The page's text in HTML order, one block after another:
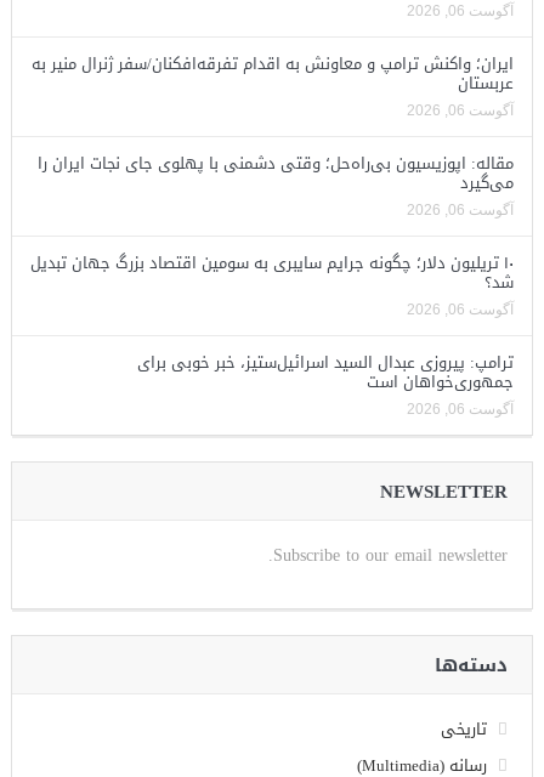
آگوست 06, 2026
ایران؛ واکنش ترامپ و معاونش به اقدام تفرقه‌افکنان/سفر ژنرال منیر به
عربستان
آگوست 06, 2026
مقاله: اپوزیسیون بی‌راه‌حل؛ وقتی دشمنی با پهلوی جای نجات ایران را
می‌گیرد
آگوست 06, 2026
۱۰ تریلیون دلار؛ چگونه جرایم سایبری به سومین اقتصاد بزرگ جهان تبدیل
شد؟
آگوست 06, 2026
ترامپ: پیروزی عبدال السید اسرائیل‌ستیز، خبر خوبی برای
جمهوری‌خواهان است
آگوست 06, 2026
NEWSLETTER
Subscribe to our email newsletter.
دسته‌ها
تاریخی
رسانه (Multimedia)